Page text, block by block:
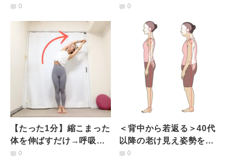
をアップする「やさしく
0
盤後傾も改善！前屈がで
0
【たった1分】縮こまった
体を伸ばすだけ→呼吸を
深めて代謝アゲ！痩せ体
0
＜背中から若返る＞40代
以降の老け見え姿勢を整
える！疲れにくい体にも
0